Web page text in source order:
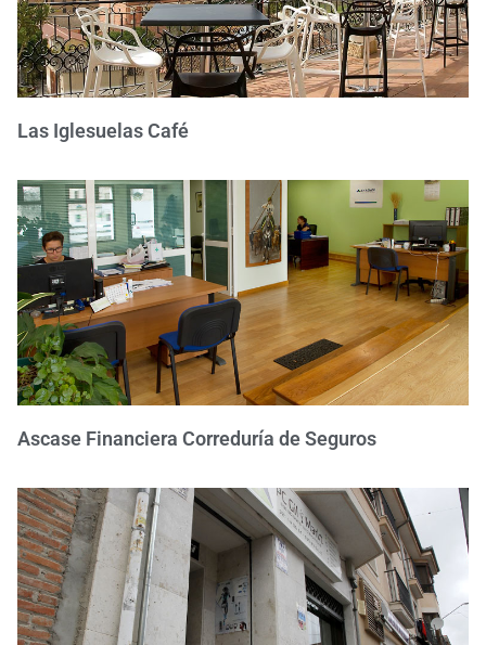
Las Iglesuelas Café
Ascase Financiera Correduría de Seguros